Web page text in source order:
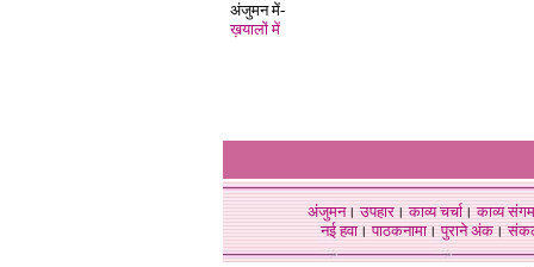
अंजुमन में-
ख़यालों में
अंजुमन।उपहार।काव्य चर्चा।काव्य संगम
नई हवा। पाठकनामा। पुराने अंक।